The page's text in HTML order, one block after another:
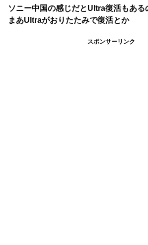
ソニー中国の感じだとUltra復活もある
まあUltraがおりたたみで復活とか
スポンサーリンク